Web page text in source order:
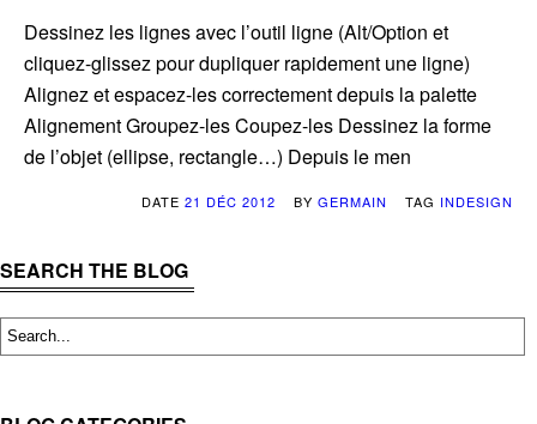
Dessinez les lignes avec l’outil ligne (Alt/Option et
cliquez-glissez pour dupliquer rapidement une ligne)
Alignez et espacez-les correctement depuis la palette
Alignement Groupez-les Coupez-les Dessinez la forme
de l’objet (ellipse, rectangle…) Depuis le men
DATE 21 DÉC 2012 BY GERMAIN TAG INDESIGN
SEARCH THE BLOG